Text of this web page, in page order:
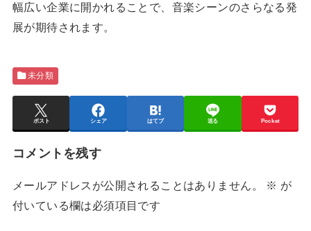
幅広い企業に開かれることで、音楽シーンのさらなる発
展が期待されます。
未分類
ポスト シェア はてブ 送る Pocket
コメントを残す
メールアドレスが公開されることはありません。 ※ が
付いている欄は必須項目です